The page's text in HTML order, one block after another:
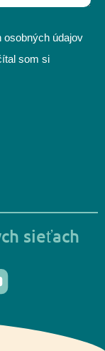
údajov
som si
sieťach